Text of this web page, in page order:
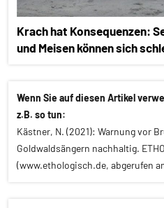
Krach hat Konsequenzen:
und Meisen können sich
Wenn Sie auf diesen Artikel
z.B. so tun:
Kästner, N. (2021): Warnung vor
Goldwaldsängern nachhaltig.
(www.ethologisch.de, abgerufen